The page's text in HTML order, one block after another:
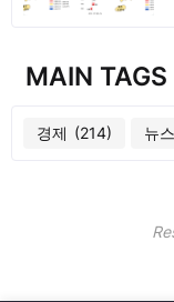
MAIN TAGS
경제 (214) 뉴스